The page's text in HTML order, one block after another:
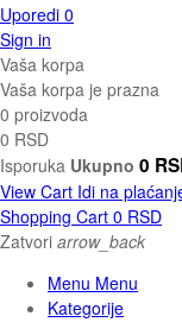
Uporedi 0
Sign in
Vaša korpa
Vaša korpa je prazna
0 proizvoda
0 RSD
Isporuka Ukupno 0
View Cart Idi na
Shopping Cart 0 RSD
Zatvori arrow_back
Menu Menu
Kategorije